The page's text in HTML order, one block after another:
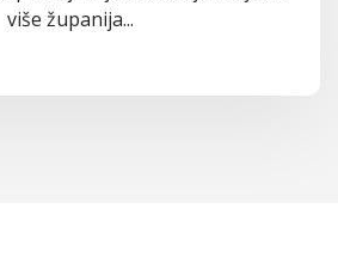
više županija...